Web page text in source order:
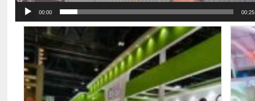
00:00 00:25